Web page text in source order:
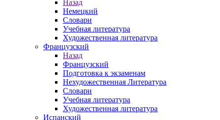
Назад
Немецкий
Словари
Учебная литература
Художественная литература
Французский
Назад
Французский
Подготовка к экзаменам
Нехудожественная Литература
Словари
Учебная литература
Художественная литература
Испанский